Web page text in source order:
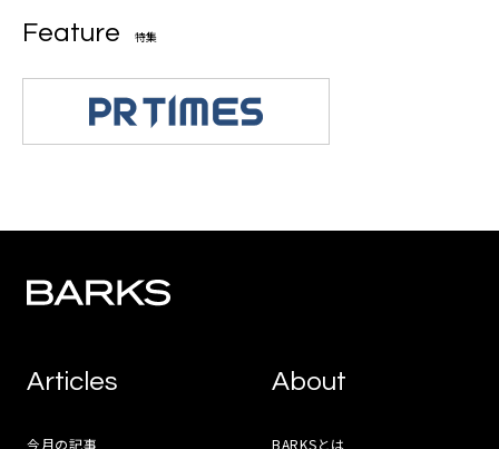
Feature 特集
Articles
今月の記事
About
BARKSとは